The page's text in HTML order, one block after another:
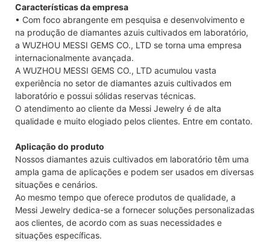
Características da empresa
• Com foco abrangente em pesquisa e desenvolvimento e
na produção de diamantes azuis cultivados em laboratório,
a WUZHOU MESSI GEMS CO., LTD se torna uma empresa
internacionalmente avançada.
A WUZHOU MESSI GEMS CO., LTD acumulou vasta
experiência no setor de diamantes azuis cultivados em
laboratório e possui sólidas reservas técnicas.
O atendimento ao cliente da Messi Jewelry é de alta
qualidade e muito elogiado pelos clientes. Entre em contato.
Aplicação do produto
Nossos diamantes azuis cultivados em laboratório têm uma
ampla gama de aplicações e podem ser usados ​​em diversas
situações e cenários.
Ao mesmo tempo que oferece produtos de qualidade, a
Messi Jewelry dedica-se a fornecer soluções personalizadas
aos clientes, de acordo com as suas necessidades e
situações específicas.